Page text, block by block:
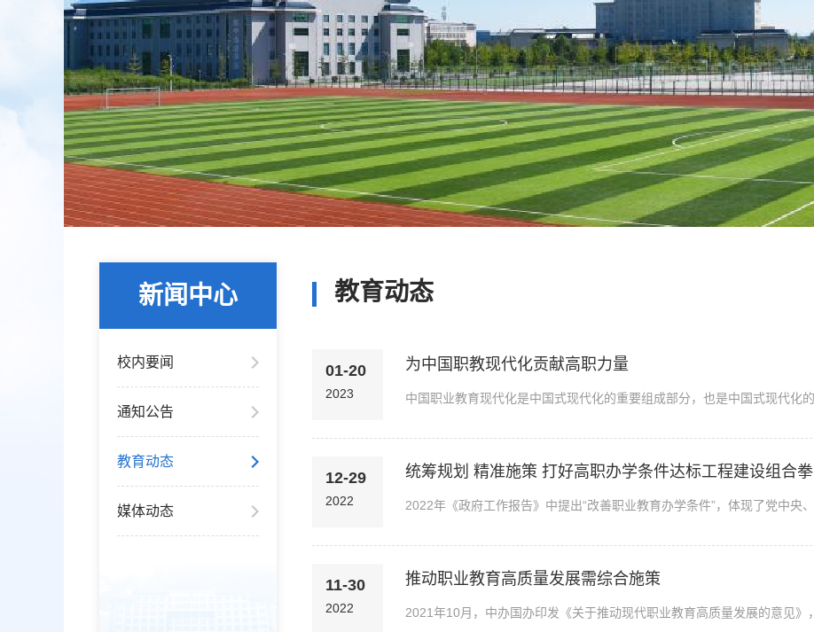
新闻中心
校内要闻
通知公告
教育动态
媒体动态
教育动态
01-20
2023
为中国职教现代化贡献高职力量
12-29
2022
统筹规划 精准施策 打好高职办学条件达标工程建设组合拳
11-30
2022
推动职业教育高质量发展需综合施策